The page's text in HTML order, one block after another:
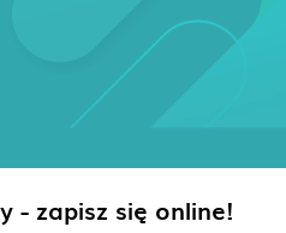
- zapisz się online!